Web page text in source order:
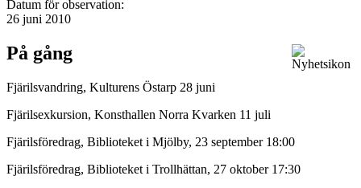
Datum för observation:
26 juni 2010
På gång
Fjärilsvandring, Kulturens Östarp 28 juni
Fjärilsexkursion, Konsthallen Norra Kvarken 11 juli
Fjärilsföredrag, Biblioteket i Mjölby, 23 september 18:00
Fjärilsföredrag, Biblioteket i Trollhättan, 27 oktober 17:30